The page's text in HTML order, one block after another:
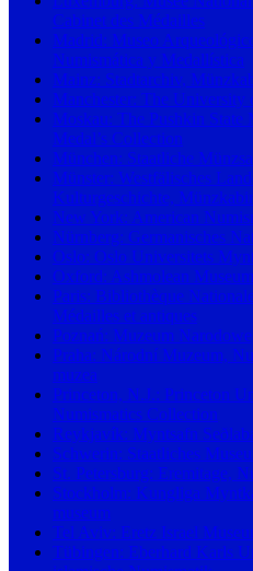
Cabinet des Médailles
Madrid: Museo
Numismática y Medallística
Mainz: Stadtarchiv,
Manchester: The University
Moskau: The Pushkin State
Medal’s Collection
München: Staatliche
Münster: Westfälisches
Kulturgeschichte,
New York: American
Nürnberg: Germanisches
Oslo: Oslo Universitets
Oxford: Ashmolean
Paris: Bibliothèque
Médailles et antiques
Poznań: Muzeum
Praha: Národní Muzeum,
muzea
Princeton, N.J.: Princeton
Numismatics Collection
Reykjavík: Myntsafn
Schwerin: Staatliches
St. Petersburg: Eremitage,
Stockholm: Kungliga
museum
Tel Aviv: Eretz Israel
Tübingen: Eberhard Karls